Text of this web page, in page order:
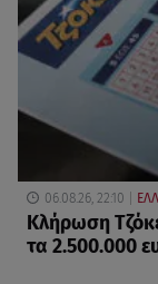
06.08.26, 22:10
Κλήρωση
τα 2.500.000